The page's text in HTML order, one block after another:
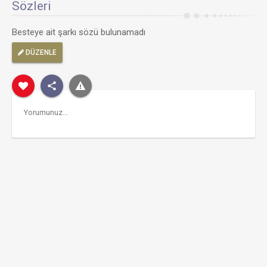
Sözleri
Besteye ait şarkı sözü bulunamadı
DÜZENLE